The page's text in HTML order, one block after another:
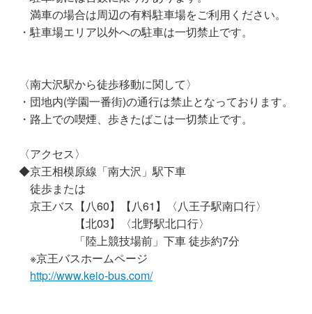
満車の場合は周辺の有料駐車場をご利用ください。
・駐車場エリア以外への駐車は一切禁止です。
〈南大沢駅から徒歩移動に関して〉
・団地内(学園一番街)の通行は禁止となっております。
・路上での喫煙、歩きたばこは一切禁止です。
〈アクセス〉
◆京王相模原線「南大沢」駅下車
徒歩または
京王バス【八60】【八61】〈八王子駅南口行〉
【北03】〈北野駅北口行〉
「陸上競技場前」下車 徒歩約7分
※京王バスホームページ
http://www.keio-bus.com/